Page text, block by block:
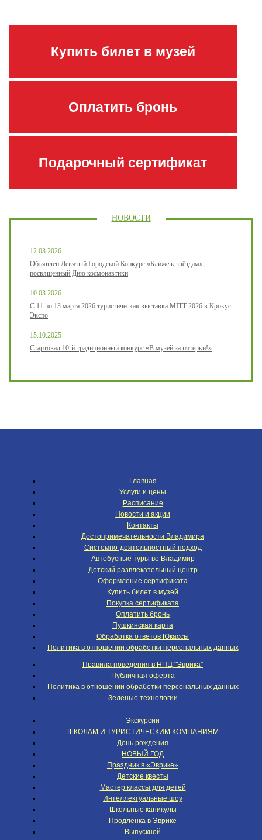
Купить билет в музей
Оплатить бронь
Подарочный сертификат
НОВОСТИ
12.03.2026
Объявлен Девятый Городской Конкурс «Ближе к звёздам»,
посвященный Дню космонавтики
10.03.2026
С 11 по 13 марта 2026 туристическая выставка MITT 2026 в Крокус
Экспо
15.10.2025
Стартовал 10-й традиционный конкурс «В музей за пятёрки!»
Главная
Услуги и цены
Расписание
Новости и акции
Контакты
Достопримечательности Владимира
Системно-деятельностный подход
Автобусные туры во Владимир
Детский развлекательный центр
Оформление сертификата
Купить билет в музей
Покупка сертификата
Оплатить бронь
Пушкинская карта
Обработка ответов Юкассы
Политика в отношении обработки персональных данных
Правила поведения в НПЦ "Эврика"
Публичная оферта
Политика в отношении обработки персональных данных
Зеленые технологии
Экскурсии
ШКОЛАМ И ТУРИСТИЧЕСКИМ КОМПАНИЯМ
День рождения
НОВЫЙ ГОД
Праздник в «Эврике»
Детские квесты
Мастер классы для детей
Интеллектуальные шоу
Школьные каникулы
Продлёнка в Эврике
Выпускной